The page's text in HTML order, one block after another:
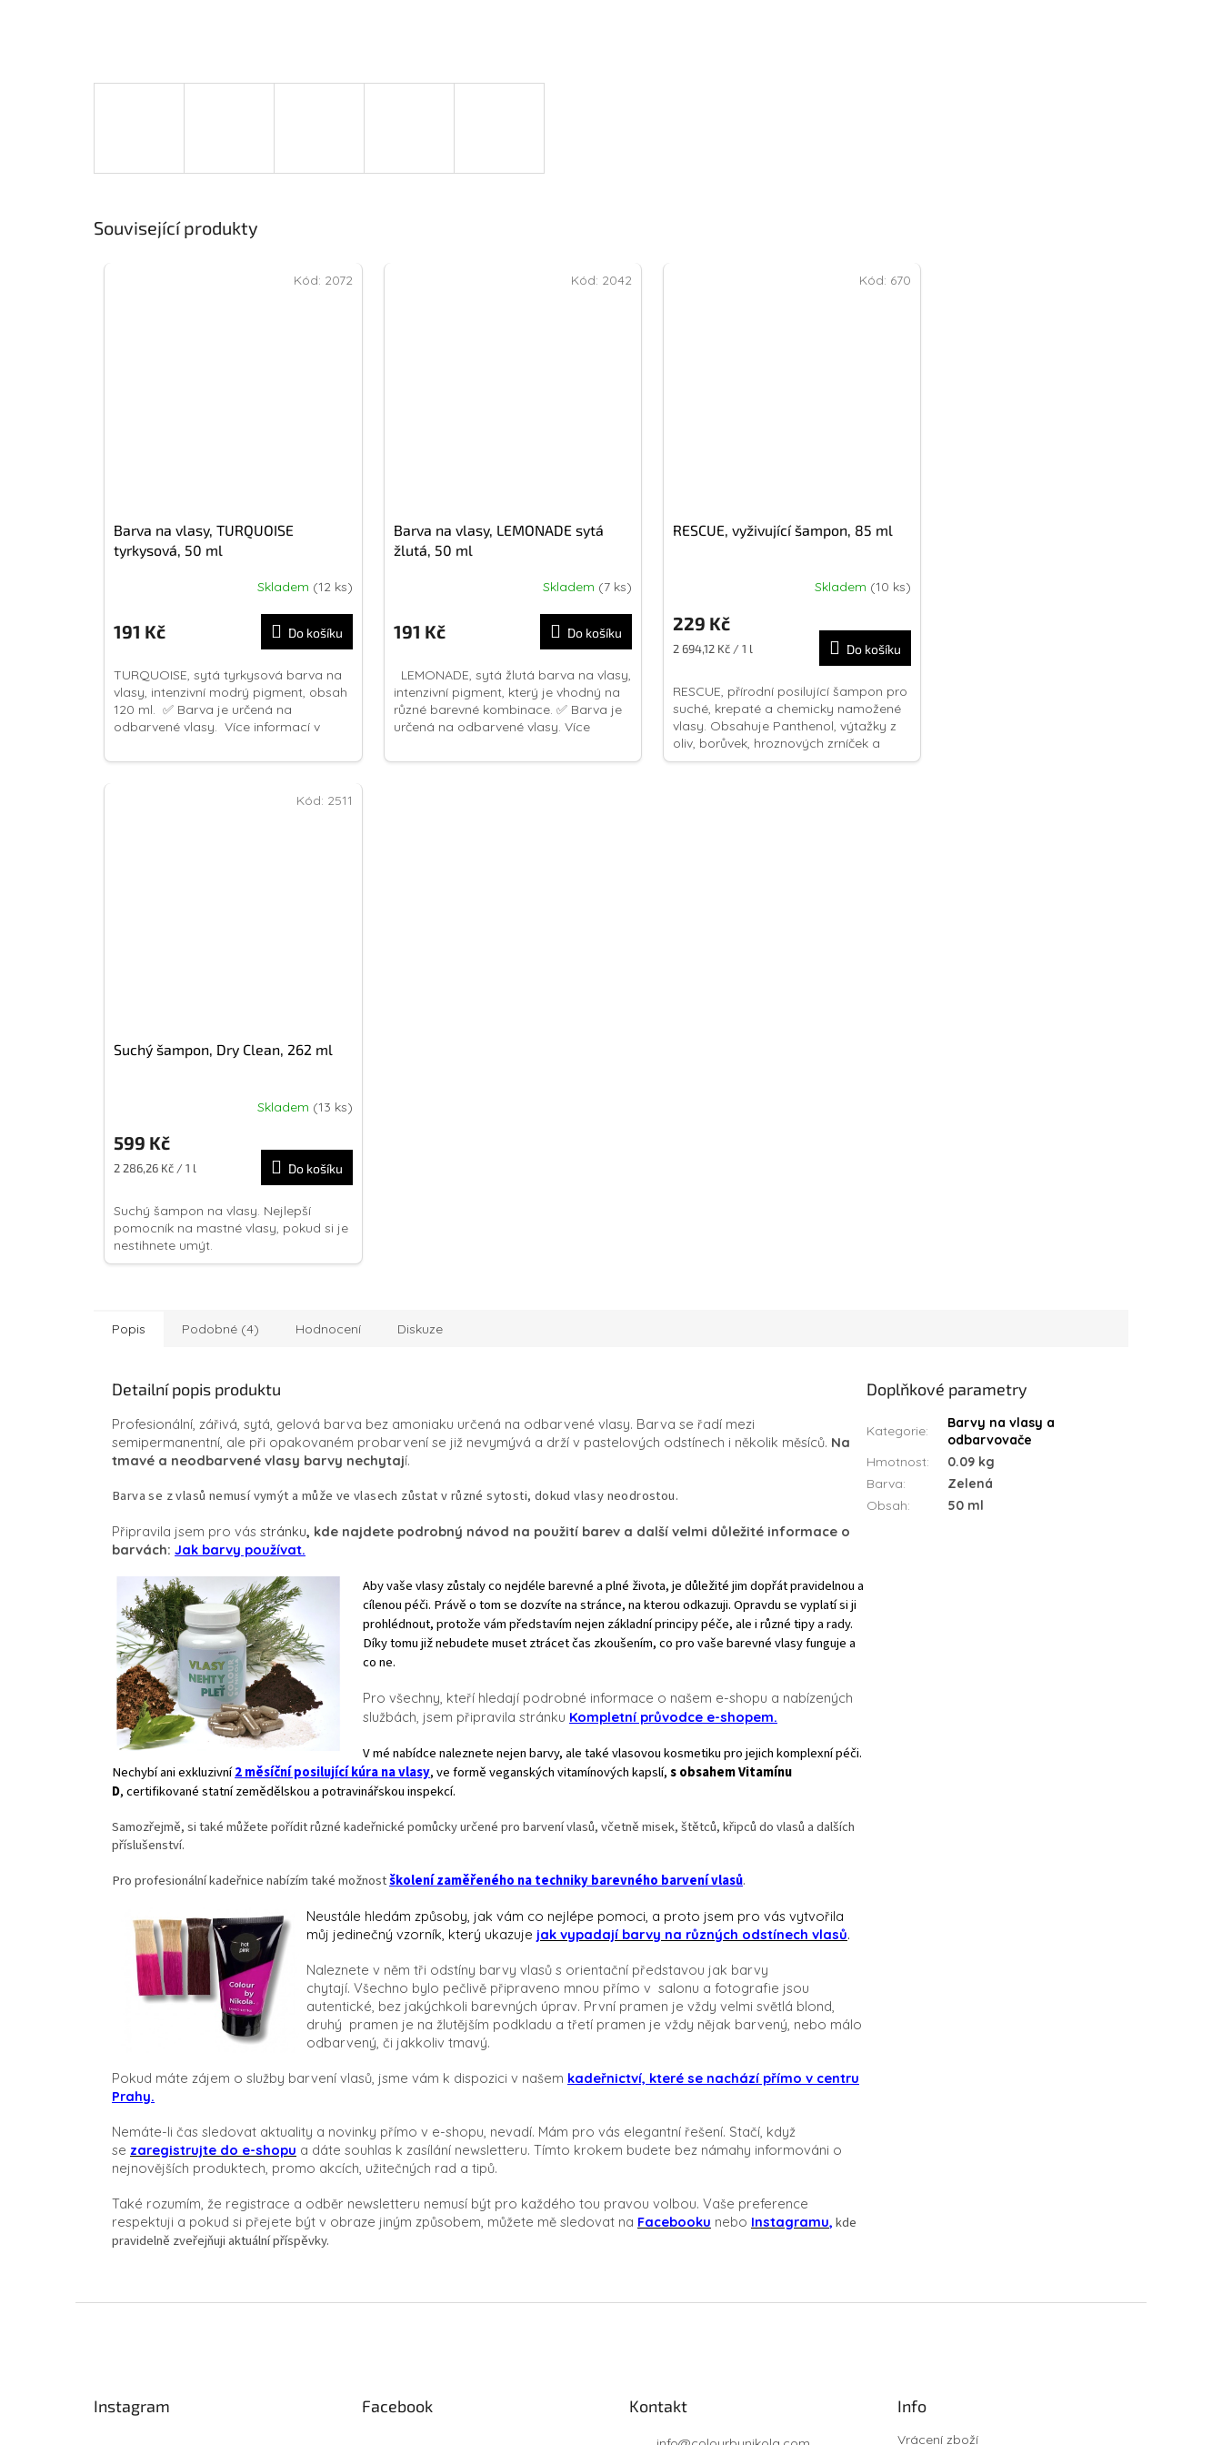
Související produkty
Barva na vlasy, TURQUOISE
tyrkysová, 50 ml
produktu
je
z
5
hvězdiček.
Skladem (12 ks)
191 Kč Do košíku
TURQUOISE, sytá tyrkysová barva na
vlasy, intenzivní modrý pigment, obsah
120 ml. ✅ Barva je určená na
odbarvené vlasy. Více informací v
Kód: 2072
Barva na vlasy, LEMONADE sytá
žlutá, 50 ml
Skladem (7 ks)
191 Kč Do košíku
LEMONADE, sytá žlutá barva na vlasy,
intenzivní pigment, který je vhodný na
různé barevné kombinace. ✅ Barva je
určená na odbarvené vlasy. Více
Kód: 2042
RESCUE, vyživující šampon, 85 ml
Skladem (10 ks)
229 Kč
Měrná
2 694,12 Kč / 1 l Do košíku
RESCUE, přírodní posilující šampon pro
suché, krepaté a chemicky namožené
vlasy. Obsahuje Panthenol, výtažky z
oliv, borůvek, hroznových zrníček a
medu. Díky výtažku obsahu...
Kód: 670
Suchý šampon, Dry Clean, 262 ml
Skladem (13 ks)
599 Kč
Měrná
2 286,26 Kč / 1 l Do košíku
Suchý šampon na vlasy. Nejlepší
pomocník na mastné vlasy, pokud si je
nestihnete umýt.
Kód: 2511
Popis Podobné (4) Hodnocení Diskuze
Detailní popis produktu
Profesionální, zářivá, sytá, gelová barva bez amoniaku určená na odbarvené vlasy. Barva se řadí mezi
semipermanentní, ale při opakovaném probarvení se již nevymývá a drží v pastelových odstínech i několik měsíců. Na
tmavé a neodbarvené vlasy barvy nechytají.
Barva se z vlasů nemusí vymýt a může ve vlasech zůstat v různé sytosti, dokud vlasy neodrostou.
Připravila jsem pro vás stránku, kde najdete podrobný návod na použití barev a další velmi důležité informace o
barvách: Jak barvy používat.
Aby vaše vlasy zůstaly co nejdéle barevné a plné života, je důležité jim dopřát pravidelnou a
cílenou péči. Právě o tom se dozvíte na stránce, na kterou odkazuji. Opravdu se vyplatí si ji
prohlédnout, protože vám představím nejen základní principy péče, ale i různé tipy a rady.
Díky tomu již nebudete muset ztrácet čas zkoušením, co pro vaše barevné vlasy funguje a
co ne.
Pro všechny, kteří hledají podrobné informace o našem e-shopu a nabízených
službách, jsem připravila stránku Kompletní průvodce e-shopem.
V mé nabídce naleznete nejen barvy, ale také vlasovou kosmetiku pro jejich komplexní péči.
Nechybí ani exkluzivní2 měsíční posilující kúra na vlasy, ve formě veganských vitamínových kapslí,s obsahem Vitamínu
D,certifikované statní zemědělskou a potravinářskou inspekcí.
Samozřejmě, si také můžete pořídit různé kadeřnické pomůcky určené pro barvení vlasů, včetně misek, štětců, křipců do vlasů a dalších
příslušenství.
Pro profesionální kadeřnice nabízím také možnostškolení zaměřeného na techniky barevného barvení vlasů.
Neustále hledám způsoby, jak vám co nejlépe pomoci, a proto jsem pro vás vytvořila
můj jedinečný vzorník, který ukazuje jak vypadají barvy na různých odstínech vlasů.
Naleznete v něm tři odstíny barvy vlasů s orientační představou jak barvy
chytají. Všechno bylo pečlivě připraveno mnou přímo v salonu a fotografie jsou
autentické, bez jakýchkoli barevných úprav. První pramen je vždy velmi světlá blond,
druhý pramen je na žlutějším podkladu a třetí pramen je vždy nějak barvený, nebo málo
odbarvený, či jakkoliv tmavý.
Pokud máte zájem o služby barvení vlasů, jsme vám k dispozici v našem kadeřnictví, které se nachází přímo v centru
Prahy.
Nemáte-li čas sledovat aktuality a novinky přímo v e-shopu, nevadí. Mám pro vás elegantní řešení. Stačí, když
se zaregistrujte do e-shopu a dáte souhlas k zasílání newsletteru. Tímto krokem budete bez námahy informováni o
nejnovějších produktech, promo akcích, užitečných rad a tipů.
Také rozumím, že registrace a odběr newsletteru nemusí být pro každého tou pravou volbou. Vaše preference
respektuji a pokud si přejete být v obraze jiným způsobem, můžete mě sledovat na Facebooku nebo Instagramu, kde
pravidelně zveřejňuji aktuální příspěvky.
Doplňkové parametry
Kategorie:
Barvy na vlasy a
odbarvovače
Hmotnost:
0.09 kg
Barva:
Zelená
Obsah: 50 ml
Instagram Facebook Kontakt Info
Vrácení zboží